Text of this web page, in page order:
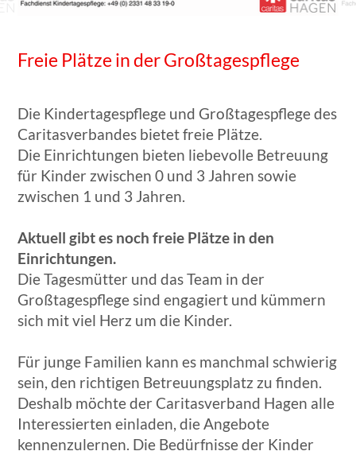
Freie Plätze in der Großtagespflege
Die Kindertagespflege und Großtagespflege des
Caritasverbandes bietet freie Plätze.
Die Einrichtungen bieten liebevolle Betreuung
für Kinder zwischen 0 und 3 Jahren sowie
zwischen 1 und 3 Jahren.
Aktuell gibt es noch freie Plätze in den
Einrichtungen.
Die Tagesmütter und das Team in der
Großtagespflege sind engagiert und kümmern
sich mit viel Herz um die Kinder.
Für junge Familien kann es manchmal schwierig
sein, den richtigen Betreuungsplatz zu finden.
Deshalb möchte der Caritasverband Hagen alle
Interessierten einladen, die Angebote
kennenzulernen. Die Bedürfnisse der Kinder